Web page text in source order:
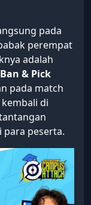
pada
perempat
adalah
& Pick
pada match
di
para peserta.